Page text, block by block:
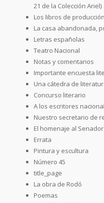
21 de la Colección Ariel)
Los libros de
La casa abandonada,
Letras españolas
Teatro Nacional
Notas y comentarios
Importante encuesta
Una cátedra de
Concurso literario
A los escritores
Nuestro secretario de
El homenaje al
Errata
Pintura y escultura
Número 45
title_page
La obra de Rodó
Poemas